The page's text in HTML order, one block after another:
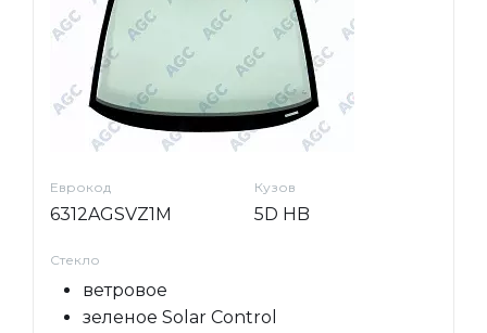
Еврокод
6312AGSVZ1M
Кузов
5D HB
Стекло
ветровое
зеленое Solar Control